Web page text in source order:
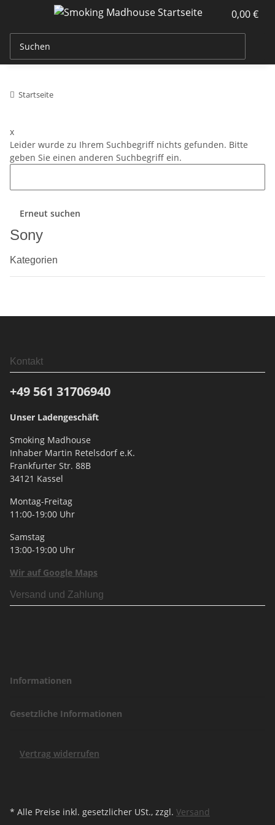
0,00 €
Startseite
x
Leider wurde zu Ihrem Suchbegriff nichts gefunden. Bitte
geben Sie einen anderen Suchbegriff ein.
Erneut suchen
Sony
Kategorien
Kontakt
+49 561 31706940
Unser Ladengeschäft
Smoking Madhouse
Inhaber Martin Retelsdorf e.K.
Frankfurter Str. 88B
34121 Kassel
Montag-Freitag
11:00-19:00 Uhr
Samstag
13:00-19:00 Uhr
Wir auf Google Maps
Versand und Zahlung
Informationen
Gesetzliche Informationen
Vertrag widerrufen
* Alle Preise inkl. gesetzlicher USt., zzgl. Versand